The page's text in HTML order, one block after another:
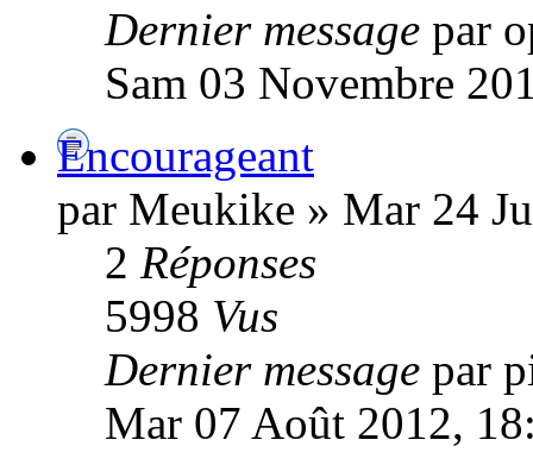
Dernier message par
Sam 03 Novembre
Encourageant
par Meukike » Mar 24
2 Réponses
5998 Vus
Dernier message par
Mar 07 Août 2012,